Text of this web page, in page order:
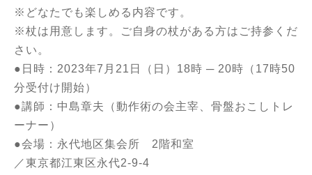
※どなたでも楽しめる内容です。
※杖は用意します。ご自身の杖がある方はご持参くだ
さい。
●日時：2023年7月21日（日）18時 ─ 20時（17時50
分受付け開始）
●講師：中島章夫（動作術の会主宰、骨盤おこしトレ
ーナー）
●会場：永代地区集会所 2階和室
／東京都江東区永代2-9-4